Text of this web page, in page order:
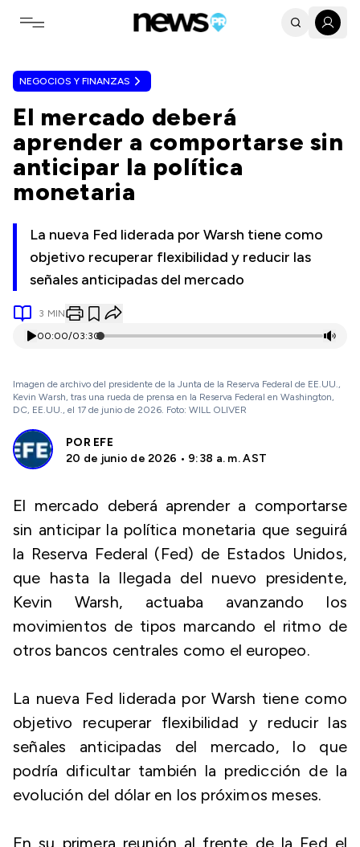
Toggle navigation menu
NEGOCIOS Y FINANZAS
El mercado deberá
aprender a comportarse sin
anticipar la política
monetaria
La nueva Fed liderada por Warsh tiene como
objetivo recuperar flexibilidad y reducir las
señales anticipadas del mercado
3 MIN
00:00/03:30
Imagen de archivo del presidente de la Junta de la Reserva Federal de EE.UU.,
Kevin Warsh, tras una rueda de prensa en la Reserva Federal en Washington,
DC, EE.UU., el 17 de junio de 2026. Foto: WILL OLIVER
POR EFE
20 de junio de 2026 • 9:38 a. m. AST
El mercado deberá aprender a comportarse
sin anticipar la política monetaria que seguirá
la Reserva Federal (Fed) de Estados Unidos,
que hasta la llegada del nuevo presidente,
Kevin Warsh, actuaba avanzando los
movimientos de tipos marcando el ritmo de
otros bancos centrales como el europeo.
La nueva Fed liderada por Warsh tiene como
objetivo recuperar flexibilidad y reducir las
señales anticipadas del mercado, lo que
podría dificultar también la predicción de la
evolución del dólar en los próximos meses.
En su primera reunión al frente de la Fed el